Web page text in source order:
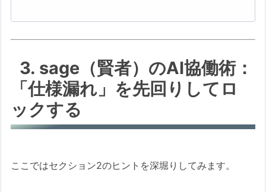
3. sage（賢者）のAI協働術：
「仕様漏れ」を先回りしてロ
ックする
ここではセクション2のヒントを深堀りしてみます。